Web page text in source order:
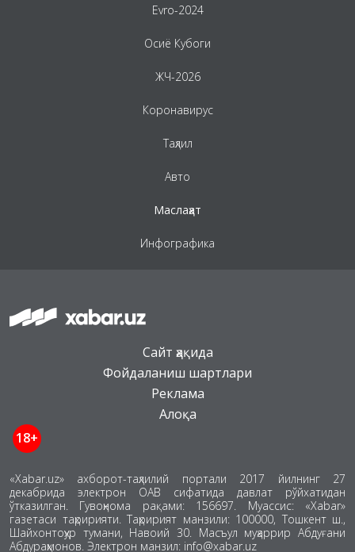
Evro-2024
Осиё Кубоги
ЖЧ-2026
Коронавирус
Таҳлил
Авто
Маслаҳат
Инфографика
Сайт ҳақида
Фойдаланиш шартлари
Реклама
Алоқа
18+
«Xabar.uz» ахборот-таҳлилий портали 2017 йилнинг 27
декабрида электрон ОАВ сифатида давлат рўйхатидан
ўтказилган. Гувоҳнома рақами: 156697. Муассис: «Xabar»
газетаси таҳририяти. Таҳририят манзили: 100000, Тошкент ш.,
Шайхонтоҳур тумани, Навоий 30. Масъул муҳаррир Абдуғани
Абдураҳмонов. Электрон манзил: info@xabar.uz